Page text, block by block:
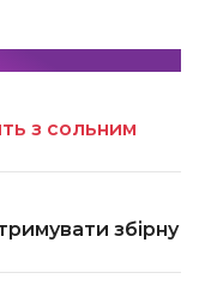
з сольним
збірну